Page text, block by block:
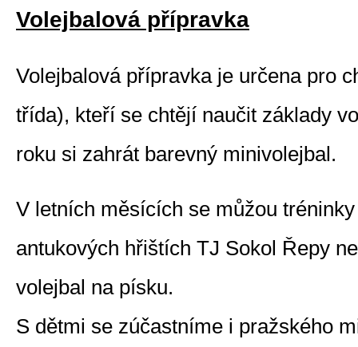
Volejbalová přípravka
Volejbalová přípravka je určena pro
třída), kteří se chtějí naučit základy
roku si zahrát barevný minivolejbal.
V letních měsících se můžou
antukových hřištích TJ Sokol Řepy
volejbal na písku.
S dětmi se zúčastníme i pražského